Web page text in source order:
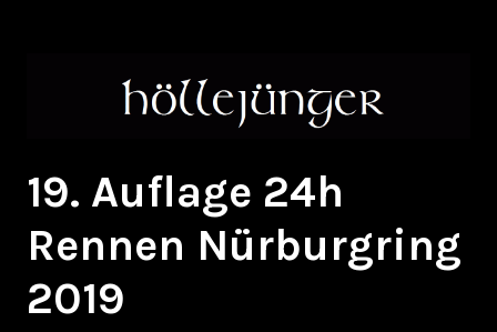
19. Auflage 24h
Rennen Nürburgring
2019